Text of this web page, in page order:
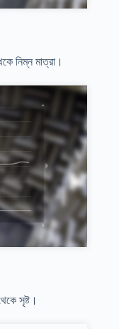
নিম্ন মাত্রা।
সৃষ্ট।